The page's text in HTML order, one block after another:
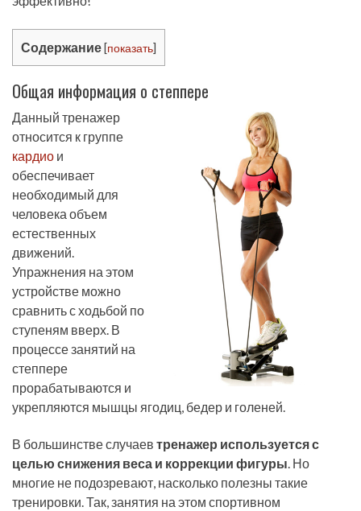
Содержание [показать]
Общая информация о степпере
Данный тренажер
относится к группе
кардио и
обеспечивает
необходимый для
человека объем
естественных
движений.
Упражнения на этом
устройстве можно
сравнить с ходьбой по
ступеням вверх. В
процессе занятий на
степпере
прорабатываются и
укрепляются мышцы ягодиц, бедер и голеней.
В большинстве случаев тренажер используется с
целью снижения веса и коррекции фигуры. Но
многие не подозревают, насколько полезны такие
тренировки. Так, занятия на этом спортивном